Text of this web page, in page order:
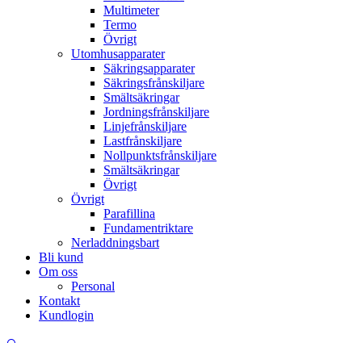
Multimeter
Termo
Övrigt
Utomhusapparater
Säkringsapparater
Säkringsfrånskiljare
Smältsäkringar
Jordningsfrånskiljare
Linjefrånskiljare
Lastfrånskiljare
Nollpunktsfrånskiljare
Smältsäkringar
Övrigt
Övrigt
Parafillina
Fundamentriktare
Nerladdningsbart
Bli kund
Om oss
Personal
Kontakt
Kundlogin